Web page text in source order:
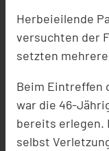
Herbeieilende
versuchten der
setzten
Beim Eintreffen
war die 46-
bereits erlegen.
selbst